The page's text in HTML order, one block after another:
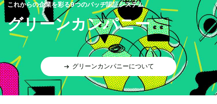
これからの企業を彩る9つのバッヂ認証システム
グリーンカンパニー
グリーンカンパニーについて